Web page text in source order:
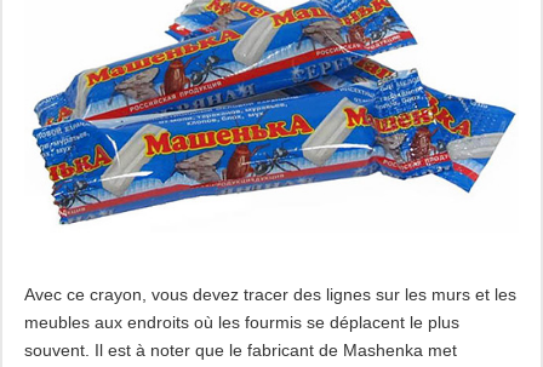
Avec ce crayon, vous devez tracer des lignes sur les murs et les
meubles aux endroits où les fourmis se déplacent le plus
souvent. Il est à noter que le fabricant de Mashenka met